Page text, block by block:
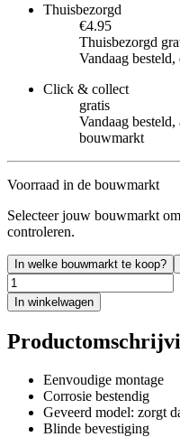
Thuisbezorgd
€4.95
Thuisbezorgd
Vandaag
Click & collect
gratis
Vandaag
bouwmarkt
Voorraad in de bouwmarkt
Selecteer jouw bouwmarkt
controleren.
In welke bouwmarkt te koop?
In winkelwagen
Eenvoudige montage
Corrosie bestendig
Geveerd model: zorgt
Blinde bevestiging